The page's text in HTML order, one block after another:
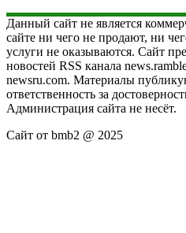
Данный сайт не является
сайте ни чего не продают, ни
услуги не оказываются. Сайт
новостей RSS канала
newsru.com. Материалы
ответственность за
Администрация сайта не несёт.
Сайт от bmb2 @ 2025